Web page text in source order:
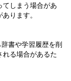
てしまう場合があ
ります。
書や学習履歴を削
れる場合があるた